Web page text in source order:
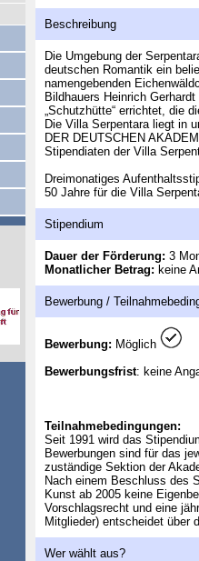
Beschreibung
Die Umgebung der
deutschen Romantik ein
namengebenden
Bildhauers Heinrich
„Schutzhütte“ errichtet, die
Die Villa Serpentara liegt in
DER DEUTSCHEN
Stipendiaten der Villa
Dreimonatiges
50 Jahre für die Villa
Stipendium
Dauer der Förderung: 3
Monatlicher Betrag: keine
Bewerbung /
Bewerbung: Möglich
Bewerbungsfrist: keine
Teilnahmebedingungen:
Seit 1991 wird das
Bewerbungen sind für das
zuständige Sektion der
Nach einem Beschluss des
Kunst ab 2005 keine
Vorschlagsrecht und eine
Mitglieder) entscheidet über
Wer wählt aus?